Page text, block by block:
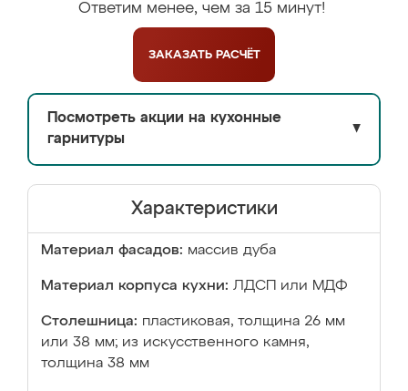
Ответим менее, чем за 15 минут!
ЗАКАЗАТЬ РАСЧЁТ
Посмотреть акции на кухонные
гарнитуры
▼
Характеристики
Материал фасадов: массив дуба
Материал корпуса кухни: ЛДСП или МДФ
Столешница: пластиковая, толщина 26 мм
или 38 мм; из искусственного камня,
толщина 38 мм